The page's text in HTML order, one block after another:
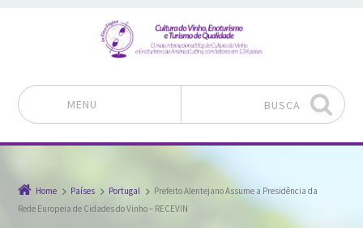
MENU BUSCA
Home Países Portugal
Prefeito Alentejano Assume a Presidência da
Rede Europeia de Cidades do Vinho – RECEVIN